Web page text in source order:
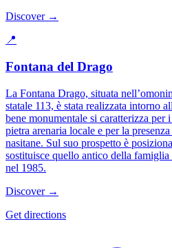
Discover →
📍
Fontana del Drago
La Fontana Drago, situata
statale 113, è stata realizzata intorno
bene monumentale si caratterizza
pietra arenaria locale e per la
nasitane. Sul suo prospetto è
sostituisce quello antico della
nel 1985.
Discover →
Get directions